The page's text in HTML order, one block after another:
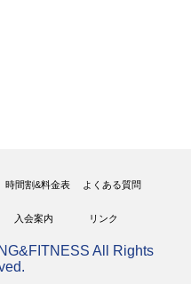
時間割&料金表 よくある質問
入会案内 リンク
All Rights